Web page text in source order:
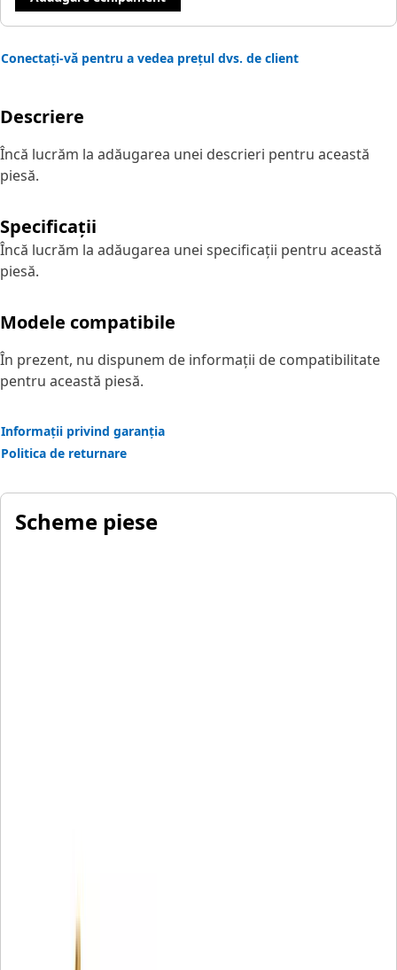
Conectați-vă pentru a vedea prețul dvs. de client
Descriere
Încă lucrăm la adăugarea unei descrieri pentru această
piesă.
Specificații
Încă lucrăm la adăugarea unei specificații pentru această
piesă.
Modele compatibile
În prezent, nu dispunem de informații de compatibilitate
pentru această piesă.
Informații privind garanția
Politica de returnare
Scheme piese